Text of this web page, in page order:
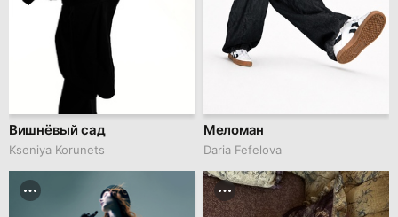
Вишнёвый сад
Kseniya Korunets
Меломан
Daria Fefelova